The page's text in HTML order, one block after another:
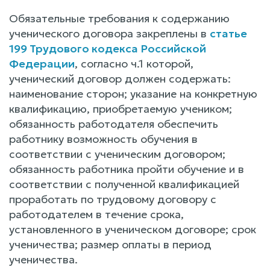
Обязательные требования к содержанию
ученического договора закреплены в статье
199 Трудового кодекса Российской
Федерации, согласно ч.1 которой,
ученический договор должен содержать:
наименование сторон; указание на конкретную
квалификацию, приобретаемую учеником;
обязанность работодателя обеспечить
работнику возможность обучения в
соответствии с ученическим договором;
обязанность работника пройти обучение и в
соответствии с полученной квалификацией
проработать по трудовому договору с
работодателем в течение срока,
установленного в ученическом договоре; срок
ученичества; размер оплаты в период
ученичества.